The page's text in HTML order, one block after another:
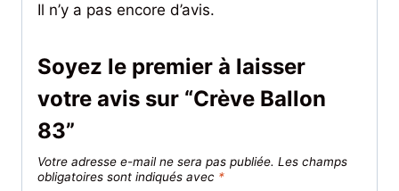
Il n’y a pas encore d’avis.
Soyez le premier à laisser
votre avis sur “Crève Ballon
83”
Votre adresse e-mail ne sera pas publiée. Les champs
obligatoires sont indiqués avec *